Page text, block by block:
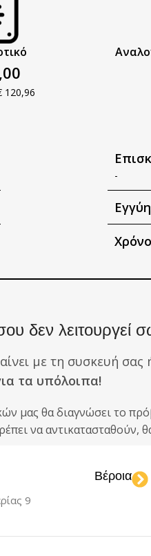
120,96
-
δεν λειτουργεί
με τη συσκευή
τα υπόλοιπα!
μας θα διαγνώσει το
να
9
Βέροια